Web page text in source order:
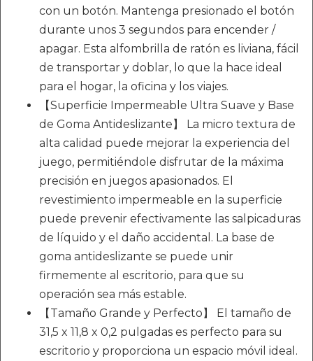
con un botón. Mantenga presionado el botón
durante unos 3 segundos para encender /
apagar. Esta alfombrilla de ratón es liviana, fácil
de transportar y doblar, lo que la hace ideal
para el hogar, la oficina y los viajes.
【Superficie Impermeable Ultra Suave y Base
de Goma Antideslizante】 La micro textura de
alta calidad puede mejorar la experiencia del
juego, permitiéndole disfrutar de la máxima
precisión en juegos apasionados. El
revestimiento impermeable en la superficie
puede prevenir efectivamente las salpicaduras
de líquido y el daño accidental. La base de
goma antideslizante se puede unir
firmemente al escritorio, para que su
operación sea más estable.
【Tamaño Grande y Perfecto】 El tamaño de
31,5 x 11,8 x 0,2 pulgadas es perfecto para su
escritorio y proporciona un espacio móvil ideal.